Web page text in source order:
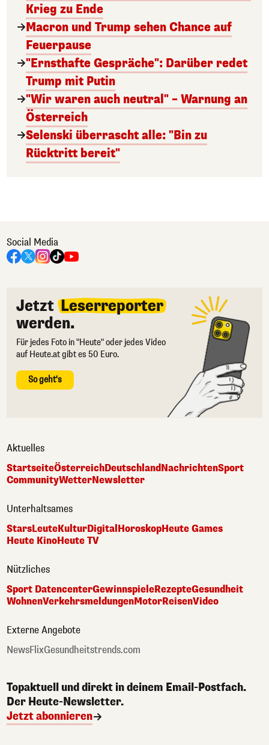
Krieg zu Ende
Macron und Trump sehen Chance auf
Feuerpause
"Ernsthafte Gespräche": Darüber redet
Trump mit Putin
"Wir waren auch neutral" – Warnung an
Österreich
Selenski überrascht alle: "Bin zu
Rücktritt bereit"
Social Media
Jetzt Leserreporter
werden.
Für jedes Foto in "Heute" oder jedes Video
auf Heute.at gibt es 50 Euro.
So geht's
Aktuelles
StartseiteÖsterreichDeutschlandNachrichtenSport
CommunityWetterNewsletter
Unterhaltsames
StarsLeuteKulturDigitalHoroskopHeute Games
Heute KinoHeute TV
Nützliches
Sport DatencenterGewinnspieleRezepteGesundheit
WohnenVerkehrsmeldungenMotorReisenVideo
Externe Angebote
NewsFlixGesundheitstrends.com
Topaktuell und direkt in deinem Email-Postfach.
Der Heute-Newsletter.
Jetzt abonnieren